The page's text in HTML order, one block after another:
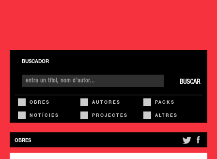
BUSCADOR
BUSCAR
OBRES AUTORES PACKS
NOTÍCIES PROJECTES ALTRES
OBRES